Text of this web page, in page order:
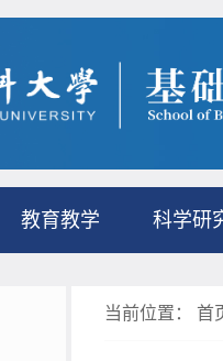
教育教学 科学研
当前位置： 首